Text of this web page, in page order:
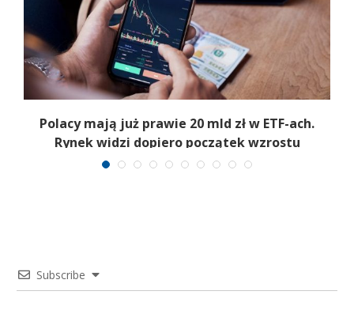
Polacy mają już prawie 20 mld zł w ETF-ach.
Rynek widzi dopiero początek wzrostu
Subscribe